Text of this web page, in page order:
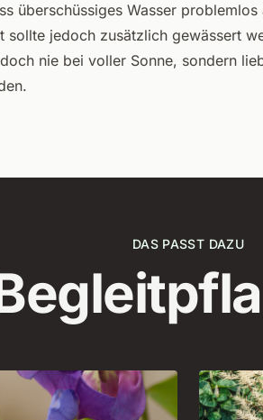
überschüssiges Wasser
sollte jedoch zusätzlich gewässert
nie bei voller Sonne, sondern
DAS PASST DAZU